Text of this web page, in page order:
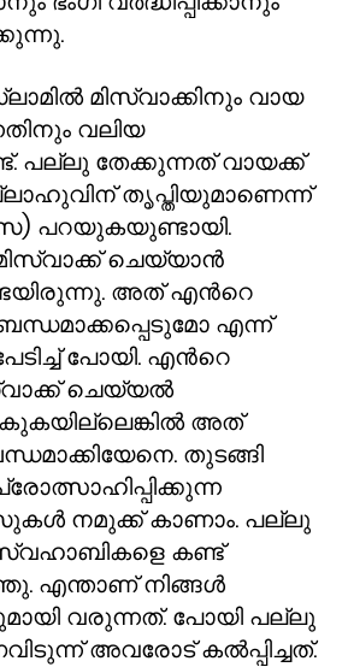
മിസ്വാക്കിനും വായ
വലിയ
പല്ലു തേക്കുന്നത് വായക്ക്
തൃപ്തിയുമാണെന്ന്
പറയുകയുണ്ടായി.
ചെയ്യാൻ
അത് എൻറെ
എന്ന്
പോയി. എൻറെ
ചെയ്യൽ
അത്
തുടങ്ങി
നമുക്ക് കാണാം. പല്ലു
സ്വഹാബികളെ കണ്ട്
എന്താണ് നിങ്ങൾ
വരുന്നത്. പോയി പല്ലു
അവരോട് കൽപ്പിച്ചത്.